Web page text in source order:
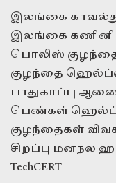
இலங்கை
இலங்கை கணினி
பொலிஸ்
குழந்தை
பாதுகாப்பு
பெண்கள்
குழந்தைகள்
சிறப்பு மனநல
TechCERT